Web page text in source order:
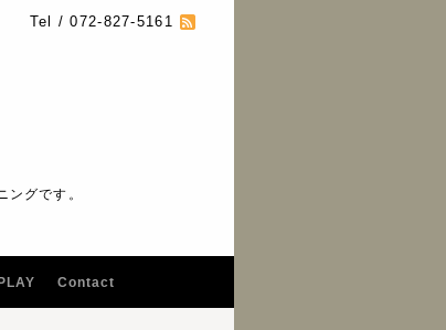
Tel / 072-827-5161
グです。
Contact